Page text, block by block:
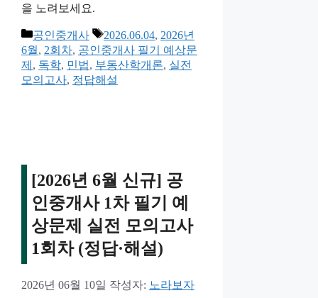
을 노려보세요.
카
테
고
리
공인중개사
태
그
2026.06.04, 2026년
6월, 2회차, 공인중개사 필기 예상문
제 , 독학, 민법, 부동산학개론, 실전
모의고사, 정답해설
[2026년 6월 신규] 공
인중개사 1차 필기 예
상문제 실전 모의고사
1회차 (정답·해설)
2026년 06월 10일 작성자: 노라보자